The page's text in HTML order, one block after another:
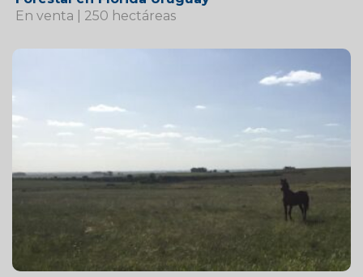
En venta | 250 hectáreas